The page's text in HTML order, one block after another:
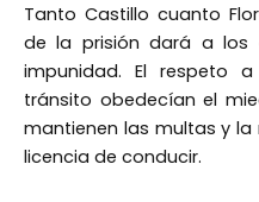
Tanto Castillo cuanto
de la prisión dará a los
impunidad. El respeto
tránsito obedecían el
mantienen las multas y la
licencia de conducir.